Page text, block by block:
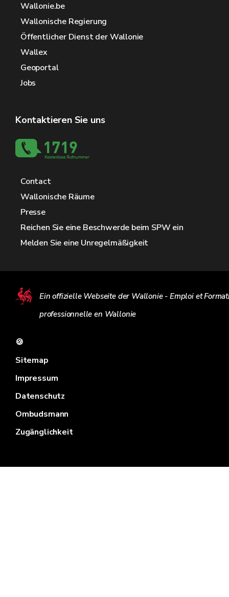
Wallonie.be
Wallonische Regierung
Öffentlicher Dienst der Wallonie
Wallex
Geoportal
Jobs
Kontaktieren Sie uns
Contact
Wallonische Räume
Presse
Reichen Sie eine Beschwerde beim SPW ein
Melden Sie eine Unregelmäßigkeit
Ein offizielle Webseite der Wallonie - Emploi et
professionnelle en Wallonie
🍪
Sitemap
Impressum
Datenschutz
Ombudsmann
Zugänglichkeit